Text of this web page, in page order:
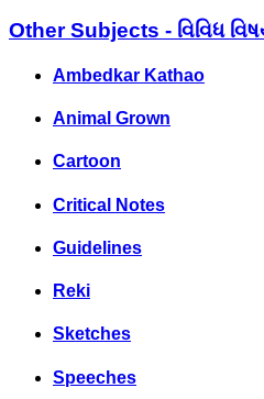
Other Subjects - વિવિધ
Ambedkar Kathao
Animal Grown
Cartoon
Critical Notes
Guidelines
Reki
Sketches
Speeches